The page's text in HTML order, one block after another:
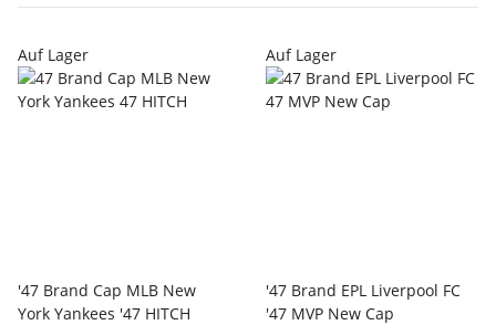
Auf Lager
'47 Brand Cap MLB New
York Yankees '47 HITCH
Auf Lager
'47 Brand EPL Liverpool FC
'47 MVP New Cap